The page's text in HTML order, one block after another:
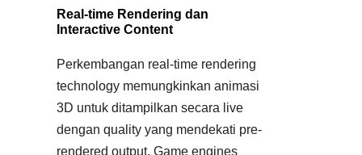
Real-time Rendering dan
Interactive Content
Perkembangan real-time rendering
technology memungkinkan animasi
3D untuk ditampilkan secara live
dengan quality yang mendekati pre-
rendered output. Game engines